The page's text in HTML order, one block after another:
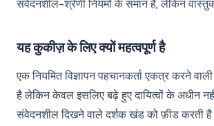
संवेदनशील-श्रेणी नियमों के समान है, लेकिन
यह कुकीज़ के लिए क्यों महत्वपूर्ण है
एक नियमित विज्ञापन पहचानकर्ता एकत्र करने
है लेकिन केवल इसलिए बढ़े हुए दायित्वों के अधीन
संवेदनशील दिखने वाले दर्शक खंड को फ़ीड करती